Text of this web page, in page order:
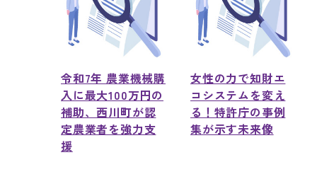
令和7年 農業機械購
入に最大100万円の
補助、西川町が認
定農業者を強力支
援
女性の力で知財エ
コシステムを変え
る！特許庁の事例
集が示す未来像